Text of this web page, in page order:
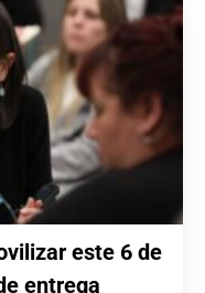
este 6 de
entrega